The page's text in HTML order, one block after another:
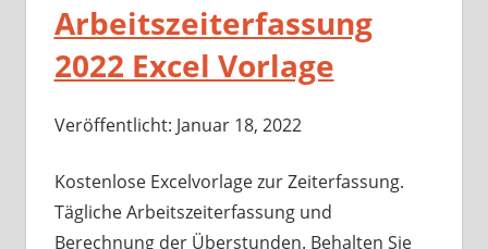
Arbeitszeiterfassung
2022 Excel Vorlage
Veröffentlicht: Januar 18, 2022
Kostenlose Excelvorlage zur Zeiterfassung.
Tägliche Arbeitszeiterfassung und
Berechnung der Überstunden. Behalten Sie